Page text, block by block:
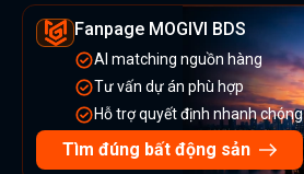
Fanpage MOGIVI BDS
AI matching nguồn hàng
Tư vấn dự án phù hợp
Hỗ trợ quyết định nhanh chóng
Tìm đúng bất động sản